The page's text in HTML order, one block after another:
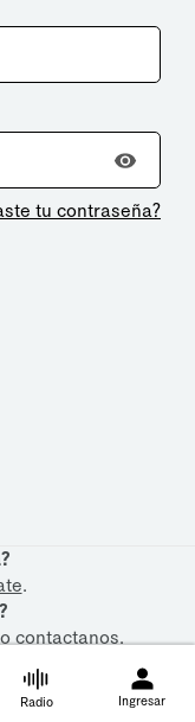
tu contraseña?
.
contactanos.
Radio Ingresar